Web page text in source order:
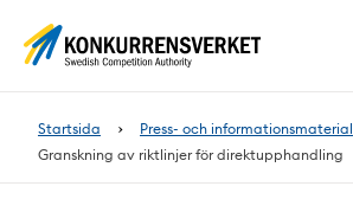
Startsida
Press- och informationsmaterial
Granskning av riktlinjer för direktupphandling